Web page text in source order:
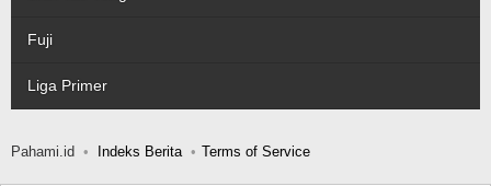
Fuji
Liga Primer
Pahami.id Indeks Berita Terms of Service